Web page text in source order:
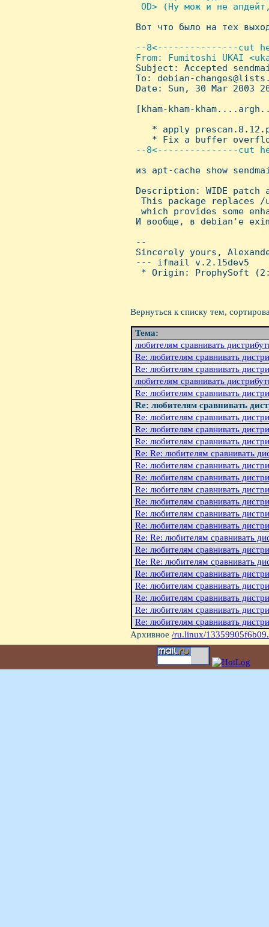
OD> (Hу мож и не
Вот что было на тех
--8<---------------cut
From: Fumitoshi UKAI
Subject: Accepted
To: debian-
Date: Sun, 30 Mar 2003
[kham-kham-
* apply
* Fix a buffer
--8<---------------cut
из apt-cache show
Description: WIDE
This package replaces
which provides some
И вообще, в debian'е
--
Sincerely yours,
--- ifmail v.2.15dev5
* Origin: ProphySoft
Вернуться к списку тем,
Тема:
любителям сравнивать
Re: любителям сравнивать
Re: любителям сравнивать
любителям сравнивать
Re: любителям сравнивать
Re: любителям сравнивать
Re: любителям сравнивать
Re: любителям сравнивать
Re: любителям сравнивать
Re: Re: любителям сравнивать
Re: любителям сравнивать
Re: любителям сравнивать
Re: любителям сравнивать
Re: любителям сравнивать
Re: любителям сравнивать
Re: любителям сравнивать
Re: Re: любителям сравнивать
Re: любителям сравнивать
Re: Re: любителям сравнивать
Re: любителям сравнивать
Re: любителям сравнивать
Re: любителям сравнивать
Re: любителям сравнивать
Re: любителям сравнивать
Архивное /ru.linux/